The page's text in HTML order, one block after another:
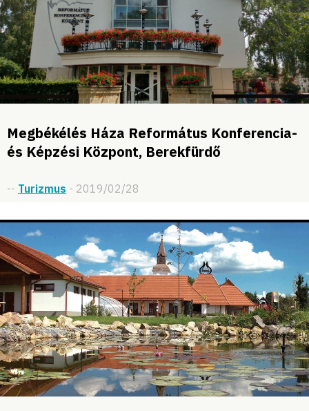
Megbékélés Háza Református Konferencia-
és Képzési Központ, Berekfürdő
-- Turizmus - 2019/02/28